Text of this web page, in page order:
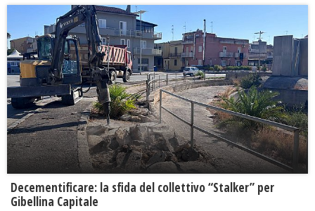
Decementificare: la sfida del collettivo “Stalker” per
Gibellina Capitale